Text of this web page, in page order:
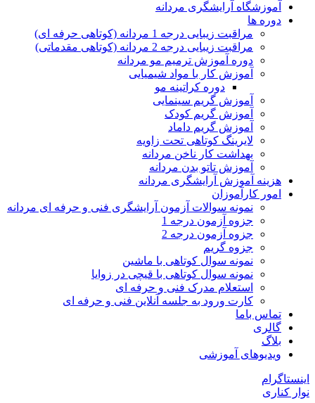
آموزشگاه آرایشگری مردانه
دوره ها
مراقبت زیبایی درجه 1 مردانه (کوتاهی حرفه ای)
مراقبت زیبایی درجه 2 مردانه (کوتاهی مقدماتی)
دوره آموزش ترمیم مو مردانه
آموزش کار با مواد شیمیایی
دوره کراتینه مو
آموزش گریم سینمایی
آموزش گریم کودک
آموزش گریم داماد
لایرینگ کوتاهی تحت زاویه
بهداشت کار ناخن مردانه
آموزش تاتو بدن مردانه
هزینه آموزش آرایشگری مردانه
امور کارآموزان
نمونه سوالات آزمون آرایشگری فنی و حرفه ای مردانه
جزوه آزمون درجه 1
جزوه آزمون درجه 2
جزوه گریم
نمونه سوال کوتاهی با ماشین
نمونه سوال کوتاهی با قیچی در زوایا
استعلام مدرک فنی و حرفه ای
کارت ورود به جلسه آنلاین فنی و حرفه ای
تماس باما
گالری
بلاگ
ویدیوهای آموزشی
اینستاگرام
نوار کناری